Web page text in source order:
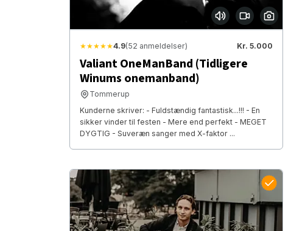
★★★★★4.9(52 anmeldelser) Kr. 5.000
Valiant OneManBand (Tidligere
Winums onemanband)
Tommerup
Kunderne skriver: - Fuldstændig fantastisk...!!! - En
sikker vinder til festen - Mere end perfekt - MEGET
DYGTIG - Suveræn sanger med X-faktor ...